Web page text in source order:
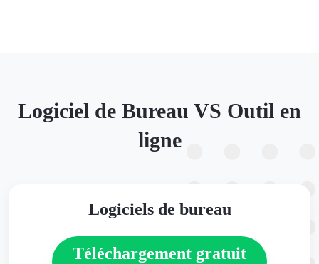
Logiciel de Bureau VS Outil en
ligne
Logiciels de bureau
Téléchargement gratuit